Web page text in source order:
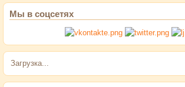
Мы в соцсетях
Загрузка...